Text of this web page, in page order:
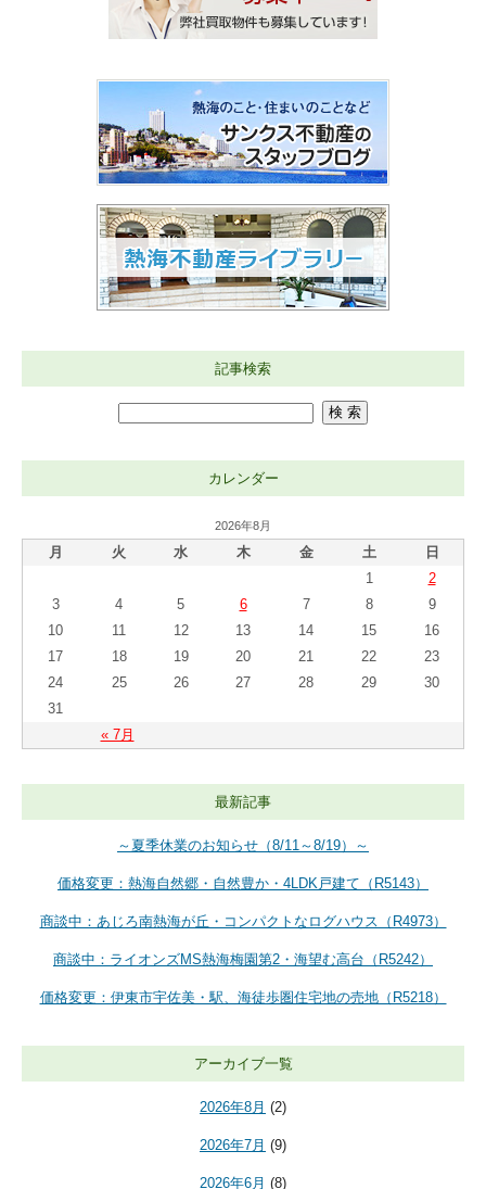
記事検索
カレンダー
2026年8月
月 火 水 木 金 土 日
« 7月
1
2
3
4 5 6 7 8
9
10
11 12 13 14 15
16
17
18 19 20 21 22
23
24
25 26 27 28 29
30
31
最新記事
～夏季休業のお知らせ（8/11～8/19）～
価格変更：熱海自然郷・自然豊か・4LDK戸建て（R5143）
商談中：あじろ南熱海が丘・コンパクトなログハウス（R4973）
商談中：ライオンズMS熱海梅園第2・海望む高台（R5242）
価格変更：伊東市宇佐美・駅、海徒歩圏住宅地の売地（R5218）
アーカイブ一覧
2026年8月 (2)
2026年7月 (9)
2026年6月 (8)